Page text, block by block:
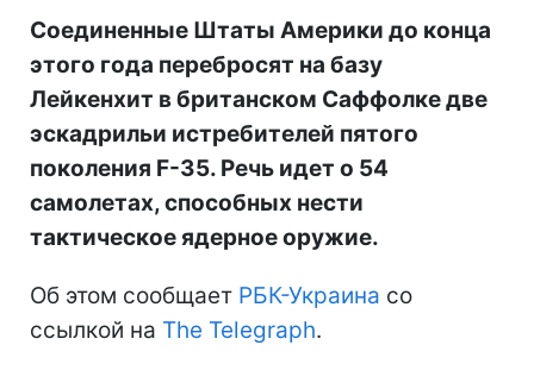
Соединенные Штаты Америки до конца
этого года перебросят на базу
Лейкенхит в британском Саффолке две
эскадрильи истребителей пятого
поколения F-35. Речь идет о 54
самолетах, способных нести
тактическое ядерное оружие.
Об этом сообщает РБК-Украина со
ссылкой на The Telegraph.